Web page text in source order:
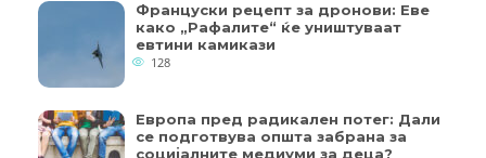
Француски рецепт за дронови: Еве
како „Рафалите“ ќе уништуваат
евтини камикази
128
Европа пред радикален потег: Дали
се подготвува општа забрана за
социјалните медиуми за деца?